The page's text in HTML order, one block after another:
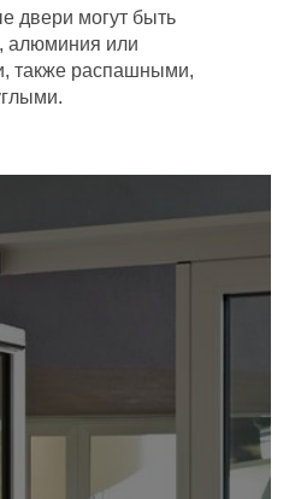
двери могут быть
алюминия или
также распашными,